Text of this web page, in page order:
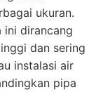
ukuran.
ini dirancang
dan sering
instalasi air
pipa